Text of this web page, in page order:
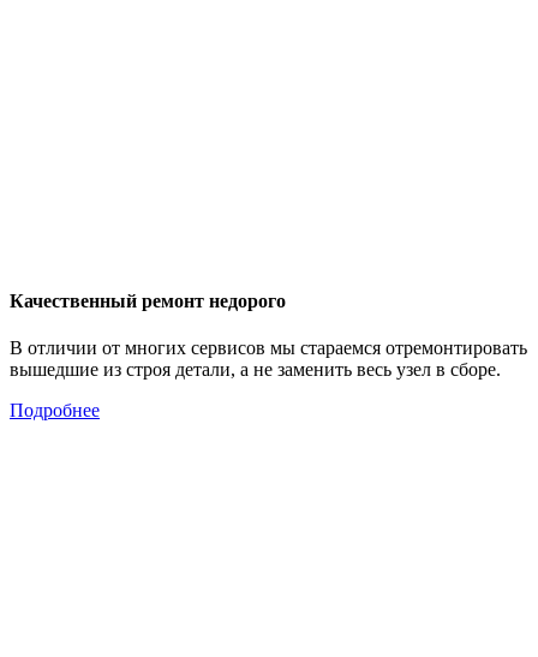
Качественный ремонт недорого
В отличии от многих сервисов мы стараемся отремонтировать
вышедшие из строя детали, а не заменить весь узел в сборе.
Подробнее